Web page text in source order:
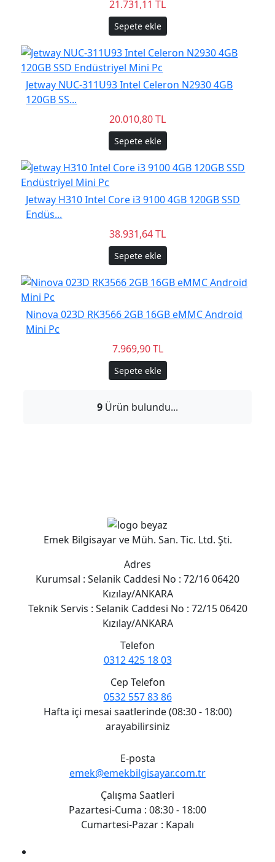
21.731,11 TL
Sepete ekle
Jetway NUC-311U93 Intel Celeron N2930 4GB
120GB SS...
20.010,80 TL
Sepete ekle
Jetway H310 Intel Core i3 9100 4GB 120GB SSD
Endüs...
38.931,64 TL
Sepete ekle
Ninova 023D RK3566 2GB 16GB eMMC Android
Mini Pc
7.969,90 TL
Sepete ekle
9 Ürün bulundu...
Emek Bilgisayar ve Müh. San. Tic. Ltd. Şti.
Adres
Kurumsal : Selanik Caddesi No : 72/16 06420
Kızılay/ANKARA
Teknik Servis : Selanik Caddesi No : 72/15 06420
Kızılay/ANKARA
Telefon
0312 425 18 03
Cep Telefon
0532 557 83 86
Hafta içi mesai saatlerinde (08:30 - 18:00)
arayabilirsiniz
E-posta
emek@emekbilgisayar.com.tr
Çalışma Saatleri
Pazartesi-Cuma : 08:30 - 18:00
Cumartesi-Pazar : Kapalı